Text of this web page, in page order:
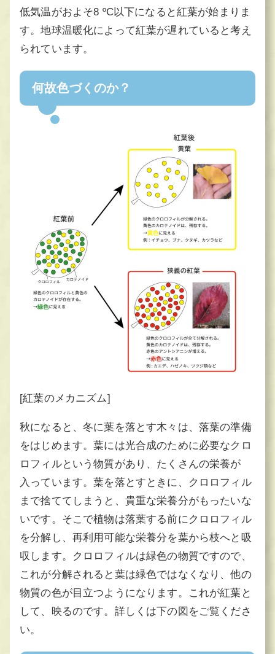
低気温がおよそ8 ºC以下になると紅葉が始まりま
す。地球温暖化によって紅葉が遅れていると考え
られています。
何故色づくのか？
[紅葉のメカニズム]
秋になると、冬に葉を落とす木々は、落葉の準備
をはじめます。葉には光合成のために必要なクロ
ロフィルという物質があり、たくさんの栄養が
入っています。葉を落とすときに、クロロフィル
まで捨ててしまうと、貴重な栄養分がもったいな
いです。そこで植物は落葉する前にクロロフィル
を分解し、再利用可能な栄養分を葉から枝へと吸
収します。クロロフィルは緑色の物質ですので、
これが分解されると葉は緑色ではなくなり、他の
物質の色が目立つようになります。これが紅葉と
して、映るのです。詳しくは下の図をご覧くださ
い。